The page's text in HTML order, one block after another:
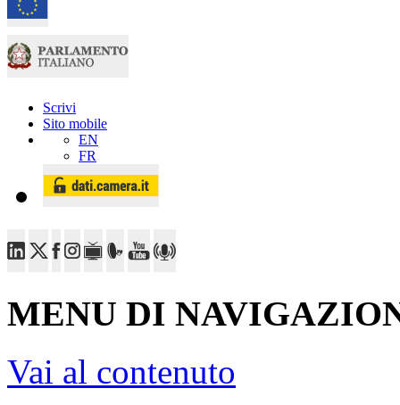
Scrivi
Sito mobile
EN
FR
MENU DI
Vai al contenuto